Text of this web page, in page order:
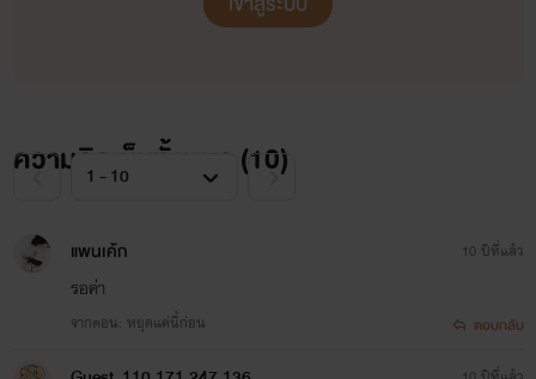
นิยายเรื่องนี้เป็นเรื่องแรกของไรท์ ขอขยับจากผู้อ่านมาเป็นผู้
เขียนบ้าง
ความคิดเห็นทั้งหมด (10)
แพนเค้ก
รอค่า
จากตอน: หยุดแค่นี้ก่อน
10 ปีที่แล้ว
ตอบกลับ